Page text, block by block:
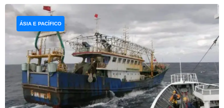
ÁSIA E PACÍFICO